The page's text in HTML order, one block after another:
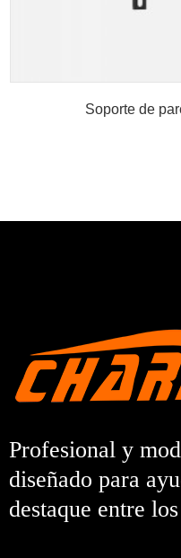
Soporte de
Profesional y
diseñado para
destaque entre